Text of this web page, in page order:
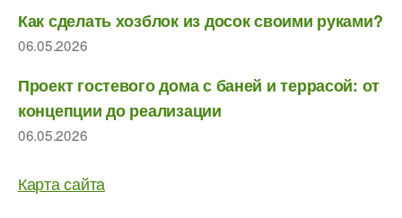
Как сделать хозблок из досок своими руками?
06.05.2026
Проект гостевого дома с баней и террасой: от
концепции до реализации
06.05.2026
Карта сайта